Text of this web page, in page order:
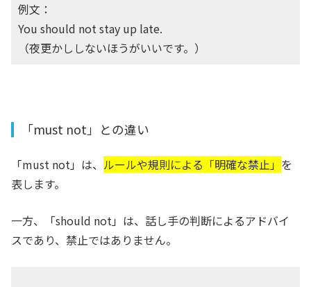
例文：
You should not stay up late.
（夜更かししないほうがいいです。）
「must not」との違い
「must not」は、 ルールや規則による「明確な禁止」 を
表します。
一方、「should not」は、話し手の判断によるアドバイ
スであり、禁止ではありません。